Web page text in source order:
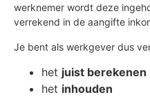
werknemer wordt deze
verrekend in de aangifte
Je bent als werkgever dus
het juist berekenen
het inhouden